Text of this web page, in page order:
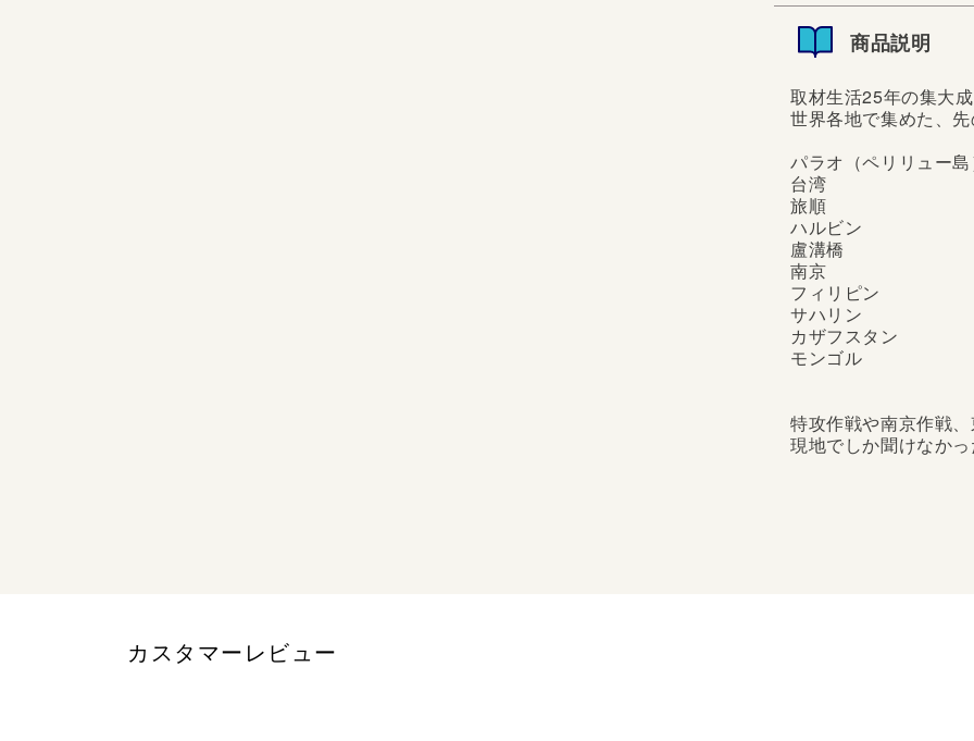
商品説明
取材生活25年の集大成
世界各地で集めた、
パラオ（ペリリュー島
台湾
旅順
ハルビン
盧溝橋
南京
フィリピン
サハリン
カザフスタン
モンゴル
特攻作戦や南京作戦
現地でしか聞けなか
カスタマーレビュー